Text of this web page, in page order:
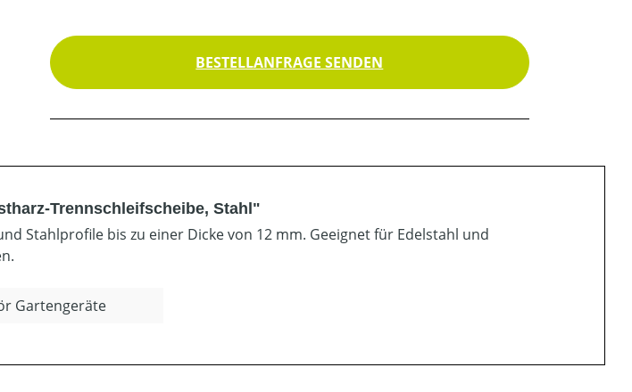
BESTELLANFRAGE SENDEN
Trennschleifscheibe, Stahl"
Stahlprofile bis zu einer Dicke von 12 mm. Geeignet für Edelstahl und
Gartengeräte